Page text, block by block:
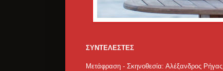
ΣΥΝΤΕΛΕΣΤΕΣ
Μετάφραση - Σκηνοθεσία: Αλέξανδρος Ρήγας